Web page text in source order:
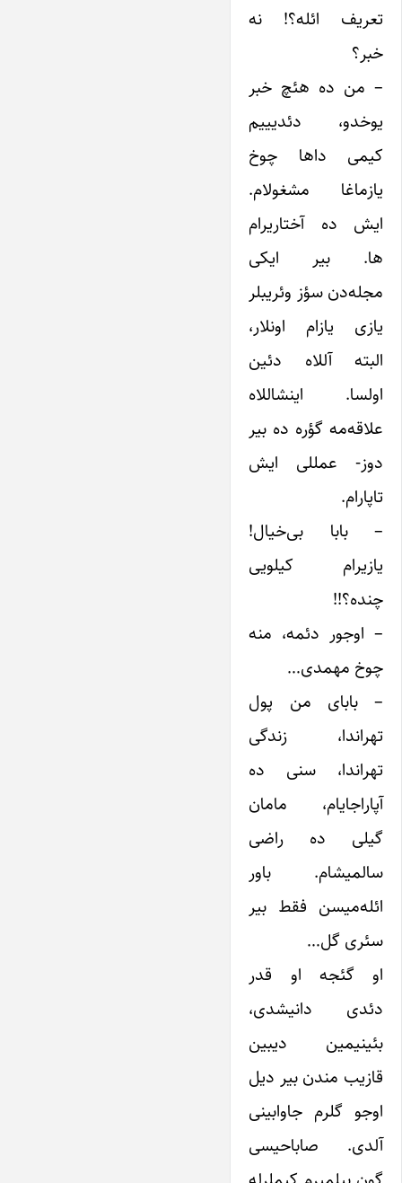
تعریف ائله؟! نه
خبر؟
– من ده هئچ خبر
یوخدو، دئدیییم
کیمی داها چوخ
یازماغا مشغولام.
ایش ده آختاریرام
ها. بیر ایکی
مجله‌دن سؤز وئریبلر
یازی یازام اونلار،
البته آللاه دئین
اولسا. اینشاللاه
علاقه‌مه گؤره ده بیر
دوز- عمللی ایش
تاپارام.
– بابا بی‌خیال!
یازیرام کیلویی
چنده؟!!
– اوجور دئمه، منه
چوخ مهمدی…
– بابای من پول
تهراندا، زندگی
تهراندا، سنی ده
آپاراجایام، مامان
گیلی ده راضی
سالمیشام. باور
ائله‌میسن فقط بیر
سئری گل…
او گئجه او قدر
دئدی دانیشدی،
بئینیمین دیبین
قازیب مندن بیر دیل
اوجو گلرم جاوابینی
آلدی. صاباحیسی